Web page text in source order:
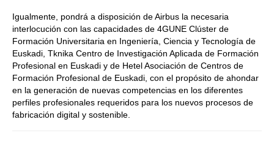
Igualmente, pondrá a disposición de Airbus la necesaria
interlocución con las capacidades de 4GUNE Clúster de
Formación Universitaria en Ingeniería, Ciencia y Tecnología de
Euskadi, Tknika Centro de Investigación Aplicada de Formación
Profesional en Euskadi y de Hetel Asociación de Centros de
Formación Profesional de Euskadi, con el propósito de ahondar
en la generación de nuevas competencias en los diferentes
perfiles profesionales requeridos para los nuevos procesos de
fabricación digital y sostenible.